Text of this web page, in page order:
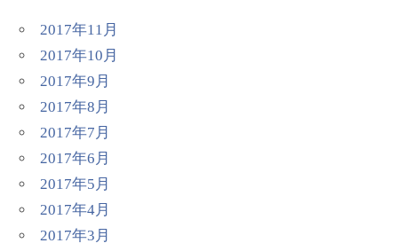
2017年11月
2017年10月
2017年9月
2017年8月
2017年7月
2017年6月
2017年5月
2017年4月
2017年3月